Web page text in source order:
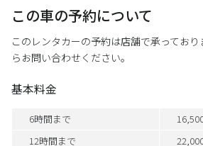
この車の予約について
このレンタカーの予約は店舗で承ってお
らお問い合わせください。
基本料金
6時間まで
12時間まで